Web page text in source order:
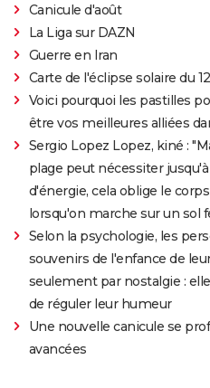
Canicule d'août
La Liga sur DAZN
Guerre en Iran
Carte de l'éclipse solaire du
Voici pourquoi les pastilles
être vos meilleures alliées
Sergio Lopez Lopez, kiné :
plage peut nécessiter
d'énergie, cela oblige le
lorsqu'on marche sur un sol
Selon la psychologie, les
souvenirs de l'enfance de
seulement par nostalgie :
de réguler leur humeur
Une nouvelle canicule se
avancées